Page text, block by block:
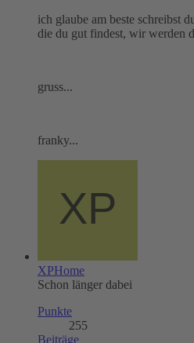
ich glaube am beste schreibst
die du gut findest, wir werden
gruss...
franky...
XPHome
Schon länger dabei
Punkte
255
Beiträge